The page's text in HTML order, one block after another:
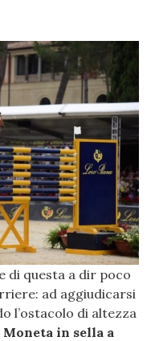
di questa a dir poco
ad aggiudicarsi
l’ostacolo di altezza
in sella a